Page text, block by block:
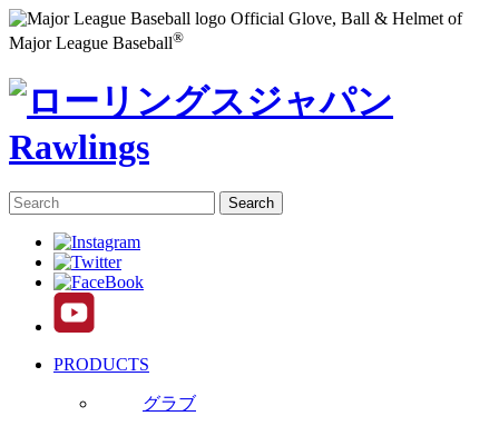
Official Glove, Ball & Helmet of
Major League Baseball®
PRODUCTS
グラブ